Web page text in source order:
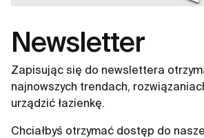
Newsletter
Zapisując się do newslettera
najnowszych trendach,
urządzić łazienkę.
Chciałbyś otrzymać dostęp do